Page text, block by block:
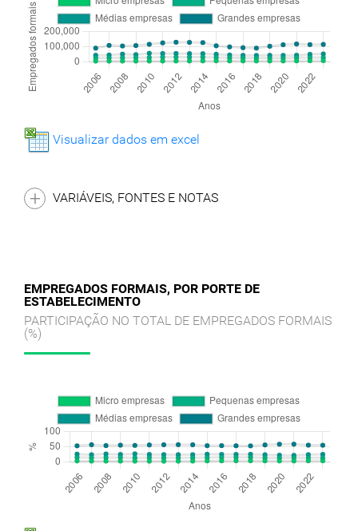
Visualizar dados em excel
VARIÁVEIS, FONTES E NOTAS
EMPREGADOS FORMAIS, POR PORTE DE
ESTABELECIMENTO
PARTICIPAÇÃO NO TOTAL DE EMPREGADOS FORMAIS
(%)